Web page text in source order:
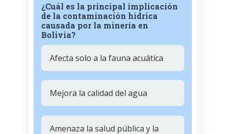
¿Cuál es la principal implicación
de la contaminación hídrica
causada por la minería en
Bolivia?
Afecta solo a la fauna acuática
Mejora la calidad del agua
Amenaza la salud pública y la